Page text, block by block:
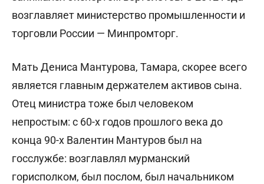
возглавляет министерство промышленности и
торговли России — Минпромторг.
Мать Дениса Мантурова, Тамара, скорее всего
является главным держателем активов сына.
Отец министра тоже был человеком
непростым: с 60-х годов прошлого века до
конца 90-х Валентин Мантуров был на
госслужбе: возглавлял мурманский
горисполком, был послом, был начальником